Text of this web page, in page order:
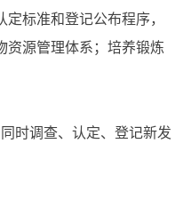
标准和登记公布程序，
资源管理体系；培养锻炼
时调查、认定、登记新发